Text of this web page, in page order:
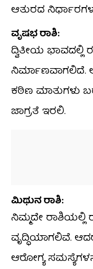
ಆತುರದ
​ವೃಷಭ ರಾಶಿ:
​ದ್ವಿತೀಯ ಭಾವದಲ್ಲಿ
ನಿರ್ಮಾಣವಾಗಲಿದೆ.
ಕಠಿಣ ಮಾತುಗಳು
ಜಾಗ್ರತೆ ಇರಲಿ.
​ಮಿಥುನ ರಾಶಿ:
​ನಿಮ್ಮದೇ ರಾಶಿಯಲ್ಲಿ
ವೃದ್ಧಿಯಾಗಲಿವೆ.
ಆರೋಗ್ಯ